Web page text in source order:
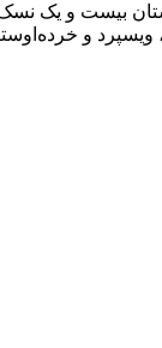
باستان بیست و
و